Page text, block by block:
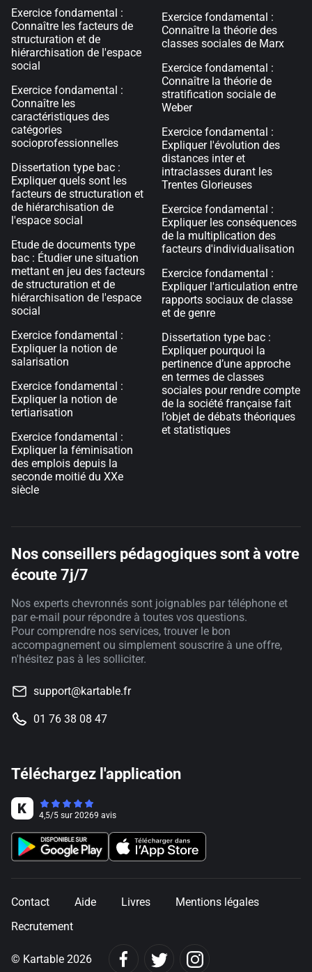
Exercice fondamental :
Connaître les facteurs de
structuration et de
hiérarchisation de l'espace
social
Exercice fondamental :
Connaître les
caractéristiques des
catégories
socioprofessionnelles
Dissertation type bac :
Expliquer quels sont les
facteurs de structuration et
de hiérarchisation de
l'espace social
Etude de documents type
bac : Étudier une situation
mettant en jeu des facteurs
de structuration et de
hiérarchisation de l'espace
social
Exercice fondamental :
Expliquer la notion de
salarisation
Exercice fondamental :
Expliquer la notion de
tertiarisation
Exercice fondamental :
Expliquer la féminisation
des emplois depuis la
seconde moitié du XXe
siècle
Exercice fondamental :
Connaître la théorie des
classes sociales de Marx
Exercice fondamental :
Connaître la théorie de
stratification sociale de
Weber
Exercice fondamental :
Expliquer l'évolution des
distances inter et
intraclasses durant les
Trentes Glorieuses
Exercice fondamental :
Expliquer les conséquences
de la multiplication des
facteurs d'individualisation
Exercice fondamental :
Expliquer l'articulation entre
rapports sociaux de classe
et de genre
Dissertation type bac :
Expliquer pourquoi la
pertinence d’une approche
en termes de classes
sociales pour rendre compte
de la société française fait
l’objet de débats théoriques
et statistiques
Nos conseillers pédagogiques sont à votre
écoute 7j/7
Nos experts chevronnés sont joignables par téléphone et
par e-mail pour répondre à toutes vos questions.
Pour comprendre nos services, trouver le bon
accompagnement ou simplement souscrire à une offre,
n'hésitez pas à les solliciter.
support@kartable.fr
01 76 38 08 47
Téléchargez l'application
4,5/5 sur 20269 avis
Contact Aide Livres
Mentions légales
Recrutement
© Kartable 2026